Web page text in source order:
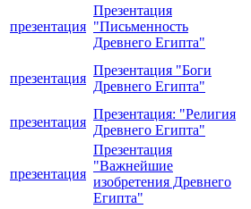
презентация
Презентация
"Письменность
Древнего Египта"
презентация
Презентация "Боги
Древнего Египта"
презентация
Презентация: "Религия
Древнего Египта"
презентация
Презентация
"Важнейшие
изобретения Древнего
Египта"